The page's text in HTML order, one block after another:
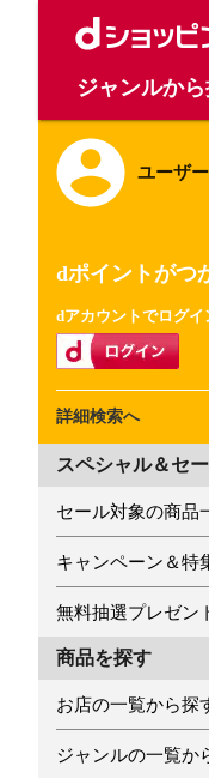
ユーザ
dポイントがつ
dアカウントでログイ
詳細検索へ
スペシャル＆セ
セール対象の商品
キャンペーン＆特
無料抽選プレゼン
商品を探す
お店の一覧から探
ジャンルの一覧か
ジャンルか